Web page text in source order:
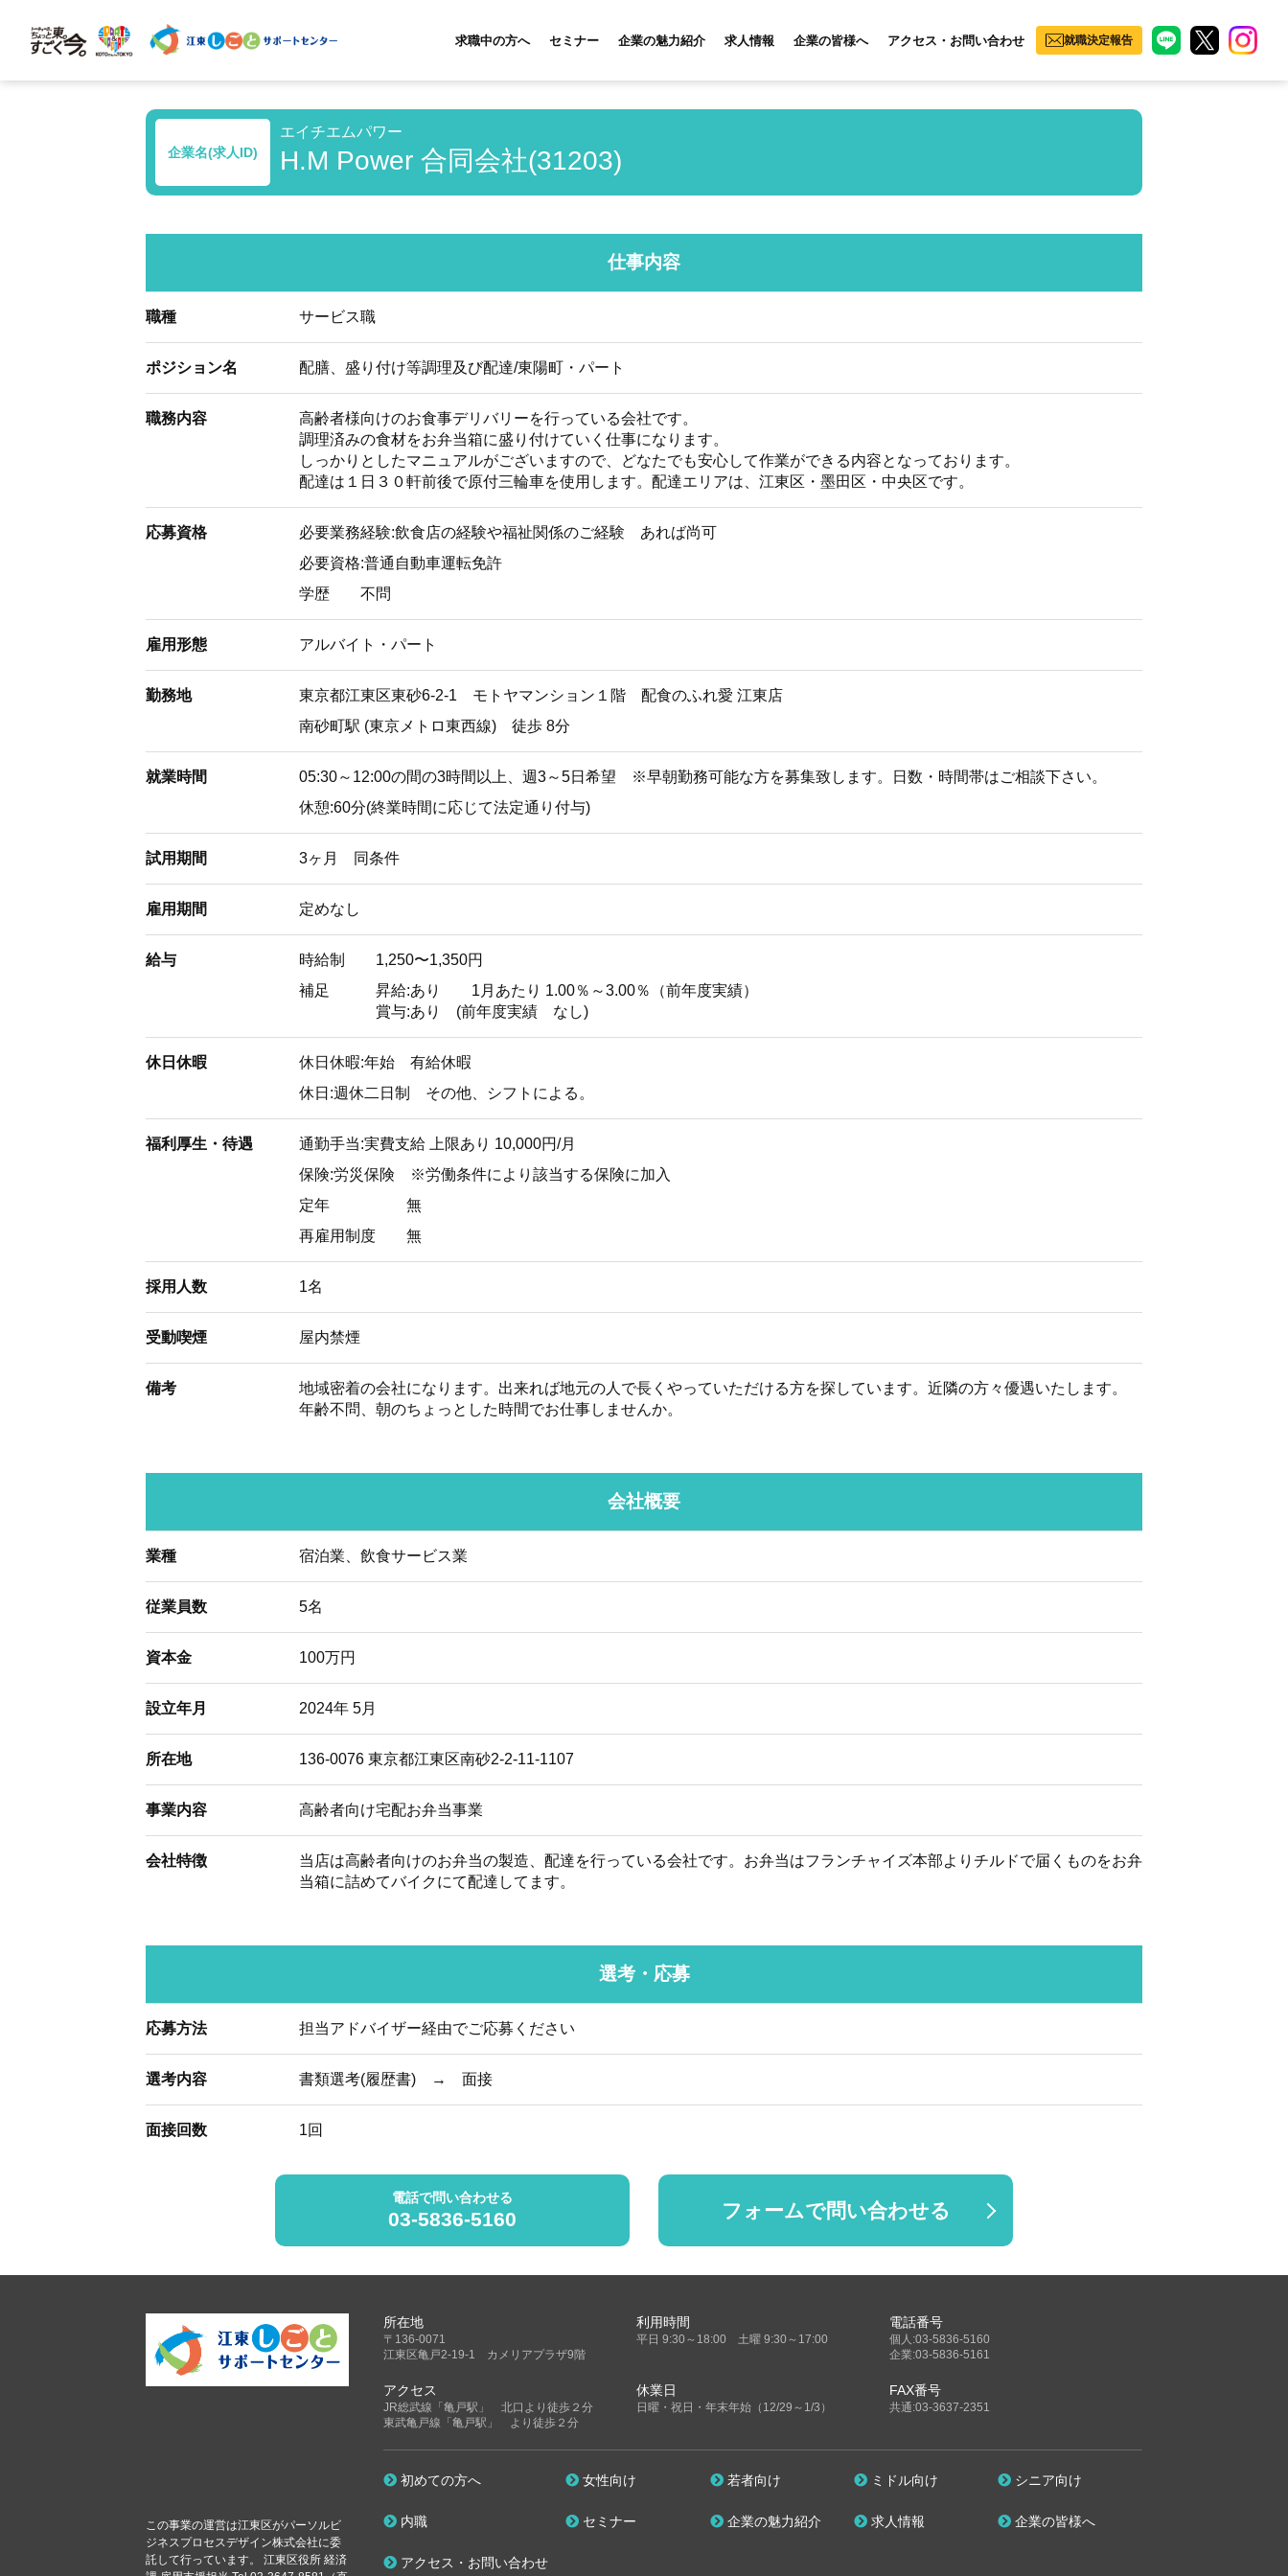
求職中の方へ セミナー 企業の魅力紹介 求人情報 企業の皆様へ アクセス・お問い合わせ 就職決定報告
企業名(求人ID)
エイチエムパワー
H.M Power 合同会社(31203)
仕事内容
職種 サービス職
ポジション名 配膳、盛り付け等調理及び配達/東陽町・パート
職務内容
高齢者様向けのお食事デリバリーを行っている会社です。
調理済みの食材をお弁当箱に盛り付けていく仕事になります。
しっかりとしたマニュアルがございますので、どなたでも安心して作業ができる内容となっております。
配達は１日３０軒前後で原付三輪車を使用します。配達エリアは、江東区・墨田区・中央区です。
応募資格
必要業務経験:飲食店の経験や福祉関係のご経験 あれば尚可
必要資格:普通自動車運転免許
学歴
不問
雇用形態 アルバイト・パート
勤務地
東京都江東区東砂6-2-1 モトヤマンション１階 配食のふれ愛 江東店
南砂町駅 (東京メトロ東西線) 徒歩 8分
就業時間
05:30～12:00の間の3時間以上、週3～5日希望 ※早朝勤務可能な方を募集致します。日数・時間帯はご相談下さい。
休憩:60分(終業時間に応じて法定通り付与)
試用期間 3ヶ月 同条件
雇用期間 定めなし
給与 時給制
1,250〜1,350円
補足
昇給:あり 1月あたり 1.00％～3.00％（前年度実績）
賞与:あり (前年度実績 なし)
休日休暇
休日休暇:年始 有給休暇
休日:週休二日制 その他、シフトによる。
福利厚生・待遇
通勤手当:実費支給 上限あり 10,000円/月
保険:労災保険 ※労働条件により該当する保険に加入
定年
無
再雇用制度
無
採用人数 1名
受動喫煙 屋内禁煙
備考
地域密着の会社になります。出来れば地元の人で長くやっていただける方を探しています。近隣の方々優遇いたします。
年齢不問、朝のちょっとした時間でお仕事しませんか。
会社概要
業種 宿泊業、飲食サービス業
従業員数 5名
資本金 100万円
設立年月 2024年 5月
所在地 136-0076 東京都江東区南砂2-2-11-1107
事業内容 高齢者向け宅配お弁当事業
会社特徴
当店は高齢者向けのお弁当の製造、配達を行っている会社です。お弁当はフランチャイズ本部よりチルドで届くものをお弁
当箱に詰めてバイクにて配達してます。
選考・応募
応募方法 担当アドバイザー経由でご応募ください
選考内容 書類選考(履歴書) → 面接
面接回数 1回
電話で問い合わせる
03-5836-5160 フォームで問い合わせる
この事業の運営は江東区がパーソルビ
ジネスプロセスデザイン株式会社に委
託して行っています。 江東区役所 経済
所在地
〒136-0071
江東区亀戸2-19-1 カメリアプラザ9階
利用時間
平日 9:30～18:00 土曜 9:30～17:00
電話番号
個人:03-5836-5160
企業:03-5836-5161
アクセス
JR総武線「亀戸駅」 北口より徒歩２分
東武亀戸線「亀戸駅」 より徒歩２分
休業日
日曜・祝日・年末年始（12/29～1/3）
FAX番号
共通:03-3637-2351
初めての方へ 女性向け 若者向け ミドル向け シニア向け
内職 セミナー 企業の魅力紹介 求人情報 企業の皆様へ
アクセス・お問い合わせ